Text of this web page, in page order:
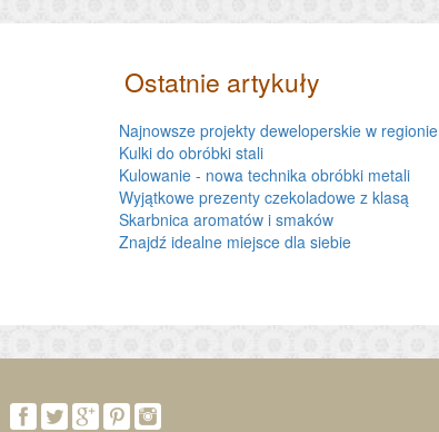
Ostatnie artykuły
Najnowsze projekty deweloperskie w regionie
Kulki do obróbki stali
Kulowanie - nowa technika obróbki metali
Wyjątkowe prezenty czekoladowe z klasą
Skarbnica aromatów i smaków
Znajdź idealne miejsce dla siebie